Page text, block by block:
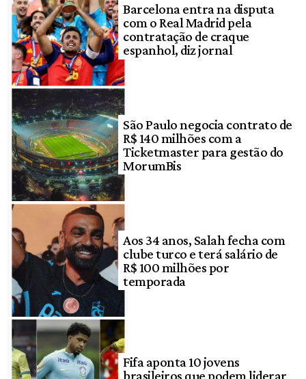
Barcelona entra na disputa
com o Real Madrid pela
contratação de craque
espanhol, diz jornal
São Paulo negocia contrato de
R$ 140 milhões com a
Ticketmaster para gestão do
MorumBis
Aos 34 anos, Salah fecha com
clube turco e terá salário de
R$ 100 milhões por
temporada
Fifa aponta 10 jovens
brasileiros que podem liderar